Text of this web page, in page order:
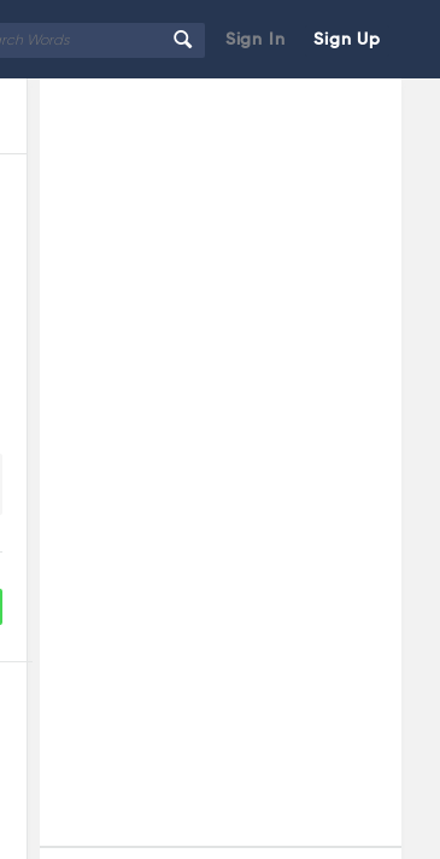
Sign In Sign Up